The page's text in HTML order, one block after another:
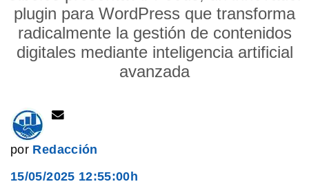
plugin para WordPress que transforma
radicalmente la gestión de contenidos
digitales mediante inteligencia artificial
avanzada
por Redacción
15/05/2025 12:55:00h